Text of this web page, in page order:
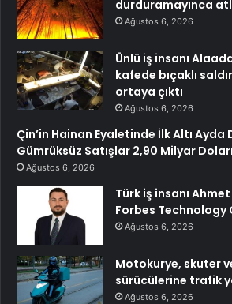
durduramayınca
Ağustos 6, 2026
Ünlü iş insanı
kafede bıçaklı
ortaya çıktı
Ağustos 6, 2026
Çin’in Hainan Eyaletinde İlk Altı Ayda
Gümrüksüz Satışlar 2,90 Milyar
Ağustos 6, 2026
Türk iş insanı
Forbes Technology
Ağustos 6, 2026
Motokurye, skuter
sürücülerine trafik
Ağustos 6, 2026